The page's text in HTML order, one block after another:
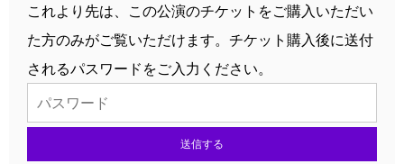
これより先は、この公演のチケットをご購入いただい
た方のみがご覧いただけます。チケット購入後に送付
されるパスワードをご入力ください。
送信する